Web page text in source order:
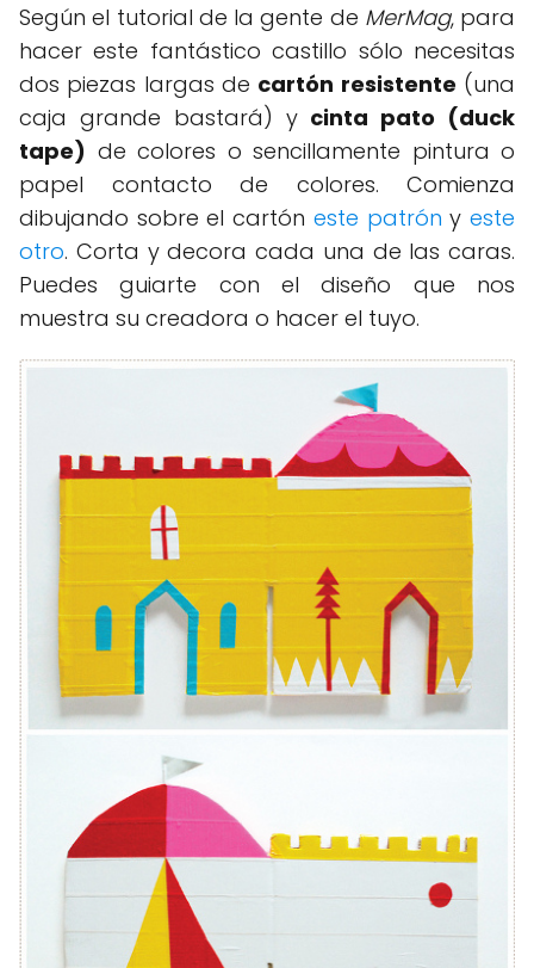
Según el tutorial de la gente de MerMag, para
hacer este fantástico castillo sólo necesitas
dos piezas largas de cartón resistente (una
caja grande bastará) y cinta pato (duck
tape) de colores o sencillamente pintura o
papel contacto de colores. Comienza
dibujando sobre el cartón este patrón yeste
otro. Corta y decora cada una de las caras.
Puedes guiarte con el diseño que nos
muestra su creadora o hacer el tuyo.